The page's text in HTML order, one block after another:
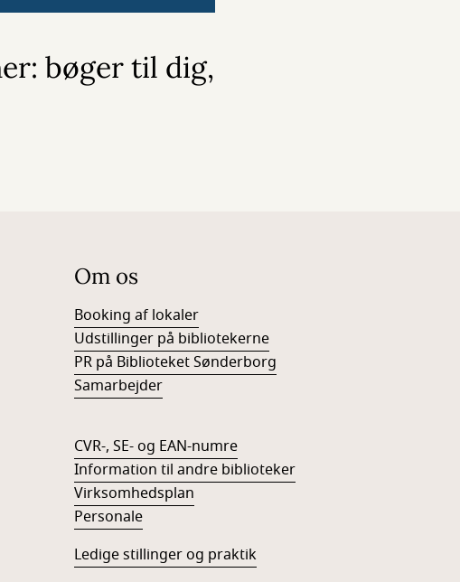
bøger til dig,
Om os
Booking af lokaler
Udstillinger på bibliotekerne
PR på Biblioteket Sønderborg
Samarbejder
CVR-, SE- og EAN-numre
Information til andre biblioteker
Virksomhedsplan
Personale
Ledige stillinger og praktik